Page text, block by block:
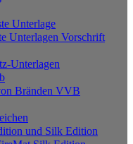
Unterlage
Unterlagen Vorschrift
Unterlagen
Bränden VVB
und Silk Edition